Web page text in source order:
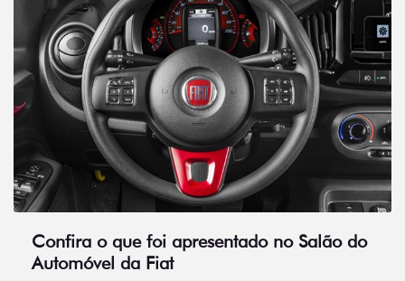
Confira o que foi apresentado no Salão do
Automóvel da Fiat